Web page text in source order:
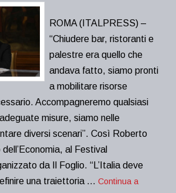
ROMA (ITALPRESS) –
“Chiudere bar, ristoranti e
palestre era quello che
andava fatto, siamo pronti
a mobilitare risorse
Accompagneremo qualsiasi
misure, siamo nelle
diversi scenari”. Così Roberto
al Festival
da Il Foglio. “L’Italia deve
una traiettoria … Continua a